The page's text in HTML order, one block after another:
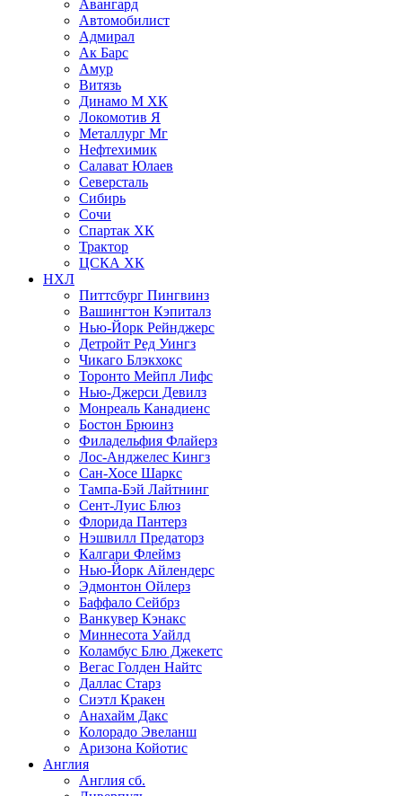
Авангард
Автомобилист
Адмирал
Ак Барс
Амур
Витязь
Динамо М ХК
Локомотив Я
Металлург Мг
Нефтехимик
Салават Юлаев
Северсталь
Сибирь
Сочи
Спартак ХК
Трактор
ЦСКА ХК
НХЛ
Питтсбург Пингвинз
Вашингтон Кэпиталз
Нью-Йорк Рейнджерс
Детройт Ред Уингз
Чикаго Блэкхокс
Торонто Мейпл Лифс
Нью-Джерси Девилз
Монреаль Канадиенс
Бостон Брюинз
Филадельфия Флайерз
Лос-Анджелес Кингз
Сан-Хосе Шаркс
Тампа-Бэй Лайтнинг
Сент-Луис Блюз
Флорида Пантерз
Нэшвилл Предаторз
Калгари Флеймз
Нью-Йорк Айлендерс
Эдмонтон Ойлерз
Баффало Сейбрз
Ванкувер Кэнакс
Миннесота Уайлд
Коламбус Блю Джекетс
Вегас Голден Найтс
Даллас Старз
Сиэтл Кракен
Анахайм Дакс
Колорадо Эвеланш
Аризона Койотис
Англия
Англия сб.